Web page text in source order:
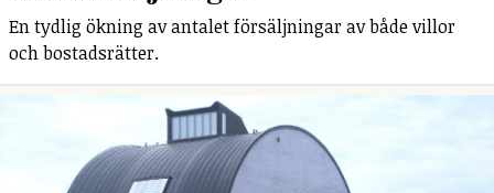
En tydlig ökning av antalet försäljningar av både villor
och bostadsrätter.